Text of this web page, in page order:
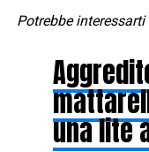
Potrebbe interessarti
una lite